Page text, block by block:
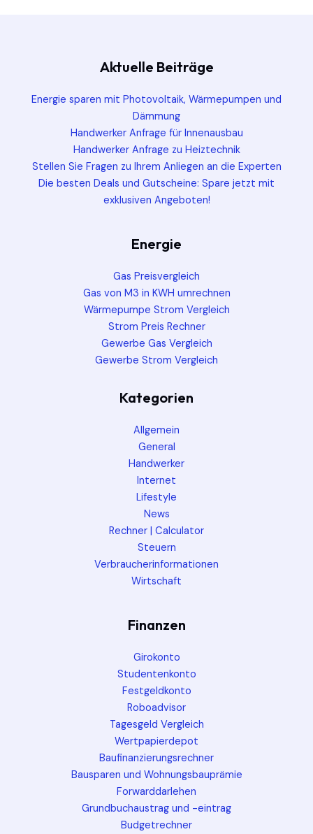
Aktuelle Beiträge
Energie sparen mit Photovoltaik, Wärmepumpen und
Dämmung
Handwerker Anfrage für Innenausbau
Handwerker Anfrage zu Heiztechnik
Stellen Sie Fragen zu Ihrem Anliegen an die Experten
Die besten Deals und Gutscheine: Spare jetzt mit
exklusiven Angeboten!
Energie
Gas Preisvergleich
Gas von M3 in KWH umrechnen
Wärmepumpe Strom Vergleich
Strom Preis Rechner
Gewerbe Gas Vergleich
Gewerbe Strom Vergleich
Kategorien
Allgemein
General
Handwerker
Internet
Lifestyle
News
Rechner | Calculator
Steuern
Verbraucherinformationen
Wirtschaft
Finanzen
Girokonto
Studentenkonto
Festgeldkonto
Roboadvisor
Tagesgeld Vergleich
Wertpapierdepot
Baufinanzierungsrechner
Bausparen und Wohnungsbauprämie
Forwarddarlehen
Grundbuchaustrag und -eintrag
Budgetrechner